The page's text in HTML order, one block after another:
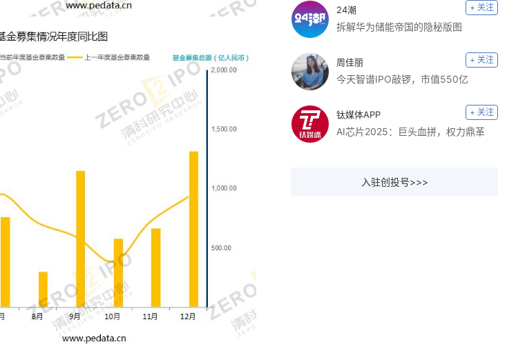
24潮 + 关注
拆解华为储能帝国的隐秘版图
周佳丽 + 关注
今天智谱IPO敲锣，市值550亿
钛媒体APP + 关注
AI芯片2025：巨头血拼，权力鼎革
入驻创投号>>>